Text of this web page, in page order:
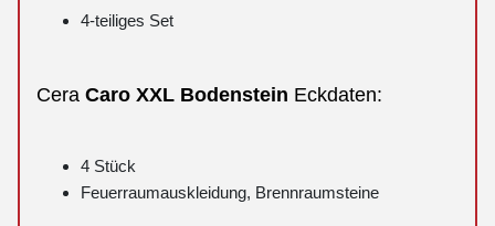
4-teiliges Set
Cera Caro XXL Bodenstein Eckdaten:
4 Stück
Feuerraumauskleidung, Brennraumsteine